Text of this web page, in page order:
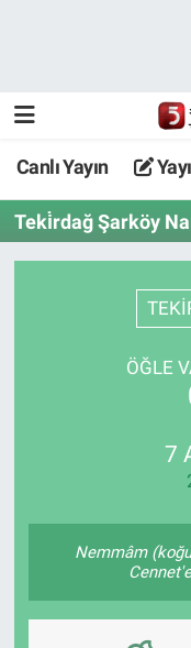
Canlı Yayın
Teki̇rdağ Şarköy
ÖĞLE
7
Nemmâm
TV 5 Ekranı